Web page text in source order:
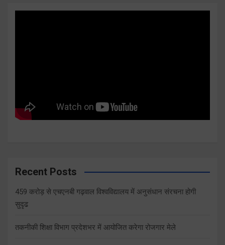
Recent Posts
459 करोड़ से एचएनबी गढ़वाल विश्वविद्यालय में अनुसंधान संरचना होगी
सुदृढ
तकनीकी शिक्षा विभाग प्रदेशभर में आयोजित करेगा रोजगार मेले